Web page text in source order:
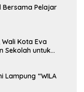
Bersama Pelajar
Kota Eva
Sekolah untuk
Lampung “WILA